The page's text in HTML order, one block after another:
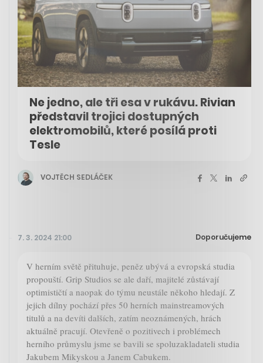
Ne jedno, ale tři esa v rukávu. Rivian
představil trojici dostupných
elektromobilů, které posílá proti
Tesle
VOJTĚCH SEDLÁČEK
7. 3. 2024 21:00 Doporučujeme
V herním světě přituhuje, peněz ubývá a evropská studia
propouští. Grip Studios se ale daří, majitelé zůstávají
optimističtí a naopak do týmu neustále někoho hledají. Z
jejich dílny pochází přes 50 herních mainstreamových
titulů a na devíti dalších, zatím neoznámených, hrách
aktuálně pracují. Otevřeně o pozitivech i problémech
herního průmyslu jsme se bavili se spoluzakladateli studia
Jakubem Mikyskou a Janem Cabukem.